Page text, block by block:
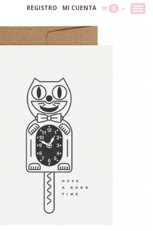
REGISTRO MI CUENTA 0